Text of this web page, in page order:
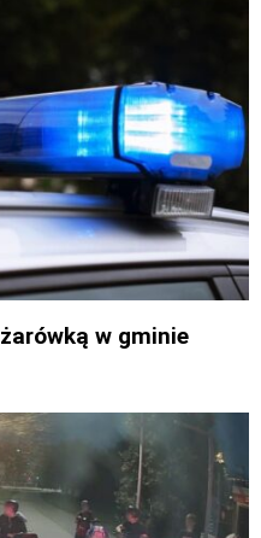
w gminie